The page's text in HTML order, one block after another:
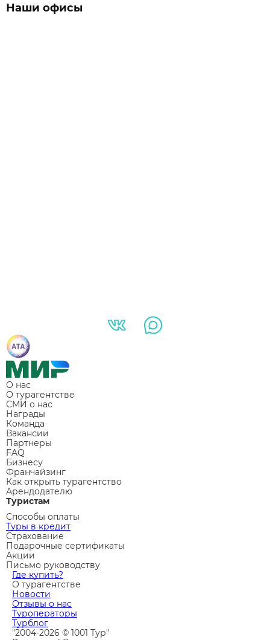
Наши офисы
О нас
О турагентстве
СМИ о нас
Награды
Команда
Вакансии
Партнеры
FAQ
Бизнесу
Франчайзинг
Как открыть турагентство
Арендодателю
Туристам
Способы оплаты
Туры в кредит
Страхование
Подарочные сертификаты
Акции
Письмо руководству
Где купить?
О турагентстве
Новости
Отзывы о нас
Туроператоры
Турблог
"2004-2026 © 1001 Тур"